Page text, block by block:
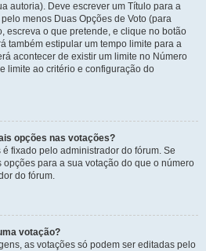
autoria). Deve escrever um Título para a
menos Duas Opções de Voto (para
escreva o que pretende, e clique no botão
também estipular um tempo limite para a
acontecer de existir um limite no Número
limite ao critério e configuração do
opções nas votações?
fixado pelo administrador do fórum. Se
para a sua votação do que o número
do fórum.
votação?
as votações só podem ser editadas pelo